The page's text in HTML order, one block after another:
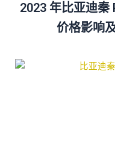
2023 年比亚迪秦
价格影响